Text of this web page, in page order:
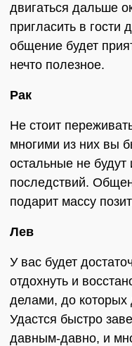
двигаться дальше
пригласить в
общение будет
нечто полезное.
Рак
Не стоит
многими из них вы
остальные не будут
последствий.
подарит массу
Лев
У вас будет
отдохнуть и
делами, до которых
Удастся быстро
давным-давно, и